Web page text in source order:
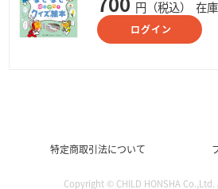
円（税込） 在
ログイン
特定商取引法について
Copyright © CHILD HONSHA